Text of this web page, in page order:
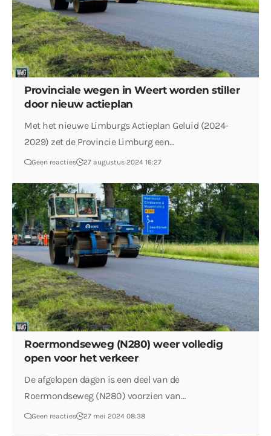
Provinciale wegen in Weert worden stiller
door nieuw actieplan
Met het nieuwe Limburgs Actieplan Geluid (2024-
2029) zet de Provincie Limburg een…
Geen reacties 27 augustus 2024 16:27
Roermondseweg (N280) weer volledig
open voor het verkeer
De afgelopen dagen is een deel van de
Roermondseweg (N280) voorzien van…
Geen reacties 27 mei 2024 08:38